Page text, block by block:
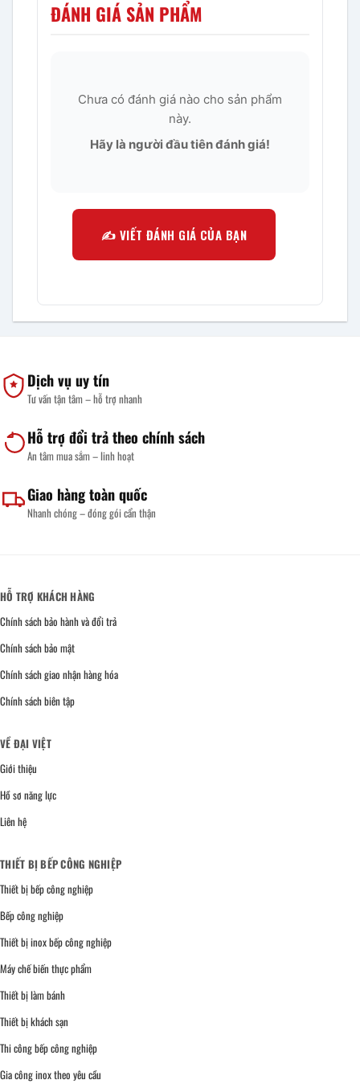
ĐÁNH GIÁ SẢN PHẨM
Chưa có đánh giá nào cho sản phẩm
này.
Hãy là người đầu tiên đánh giá!
✍️ VIẾT ĐÁNH GIÁ CỦA BẠN
Dịch vụ uy tín
Tư vấn tận tâm – hỗ trợ nhanh
Hỗ trợ đổi trả theo chính sách
An tâm mua sắm – linh hoạt
Giao hàng toàn quốc
Nhanh chóng – đóng gói cẩn thận
HỖ TRỢ KHÁCH HÀNG
Chính sách bảo hành và đổi trả
Chính sách bảo mật
Chính sách giao nhận hàng hóa
Chính sách biên tập
VỀ ĐẠI VIỆT
Giới thiệu
Hồ sơ năng lực
Liên hệ
THIẾT BỊ BẾP CÔNG NGHIỆP
Thiết bị bếp công nghiệp
Bếp công nghiệp
Thiết bị inox bếp công nghiệp
Máy chế biến thực phẩm
Thiết bị làm bánh
Thiết bị khách sạn
Thi công bếp công nghiệp
Gia công inox theo yêu cầu